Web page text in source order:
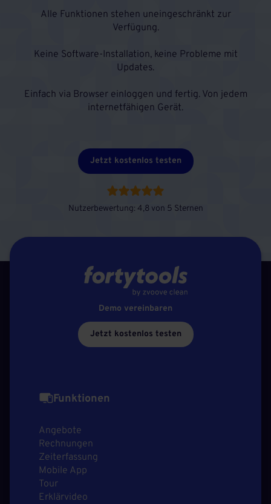
Alle Funktionen stehen uneingeschränkt zur
Verfügung.
Keine Software-Installation, keine Probleme mit
Updates.
Einfach via Browser einloggen und fertig. Von jedem
internetfähigen Gerät.
Jetzt kostenlos testen
Nutzerbewertung: 4,8 von 5 Sternen
Demo vereinbaren
Jetzt kostenlos testen
Funktionen
Angebote
Rechnungen
Zeiterfassung
Mobile App
Tour
Erklärvideo